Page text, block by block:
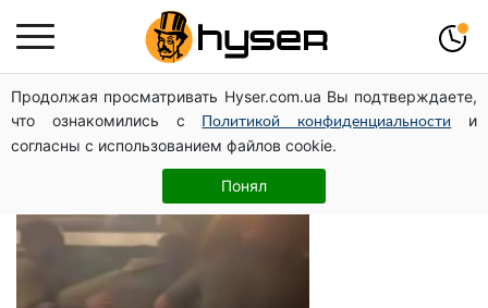
Продолжая просматривать Hyser.com.ua Вы подтверждаете,
что ознакомились с
Политикой конфиденциальности
и
согласны с использованием файлов cookie.
Понял
TЦK